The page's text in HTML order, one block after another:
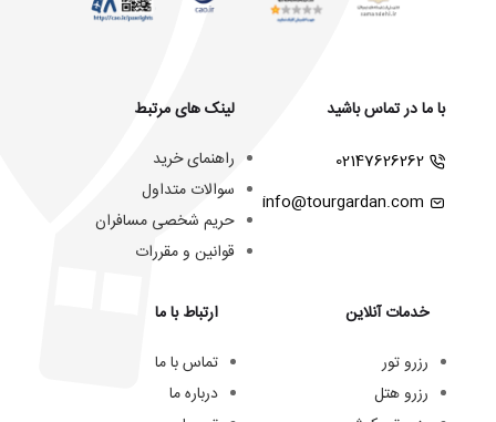
با ما در تماس باشید
02147626262
info@tourgardan.com
خدمات آنلاین
رزرو تور
رزرو هتل
لینک های مرتبط
راهنمای خرید
سوالات متداول
حریم شخصی مسافران
قوانین و مقررات
ارتباط با ما
تماس با ما
درباره ما